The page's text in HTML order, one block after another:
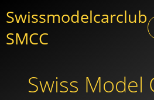
Swissmodelcarclub
SMCC
Swiss Model